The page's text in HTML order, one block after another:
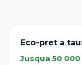
Eco-pret a
Jusqua 50